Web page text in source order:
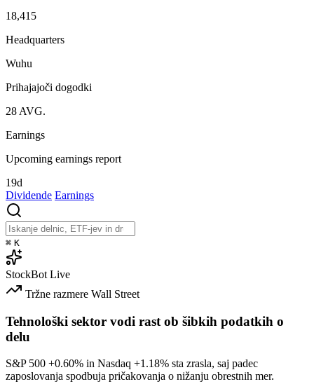
18,415
Headquarters
Wuhu
Prihajajoči dogodki
28 AVG.
Earnings
Upcoming earnings report
19d
Dividende Earnings
⌘ K
StockBot Live
Tržne razmere Wall Street
Tehnološki sektor vodi rast ob šibkih podatkih o
delu
S&P 500 +0.60% in Nasdaq +1.18% sta zrasla, saj padec
zaposlovanja spodbuja pričakovanja o nižanju obrestnih mer.